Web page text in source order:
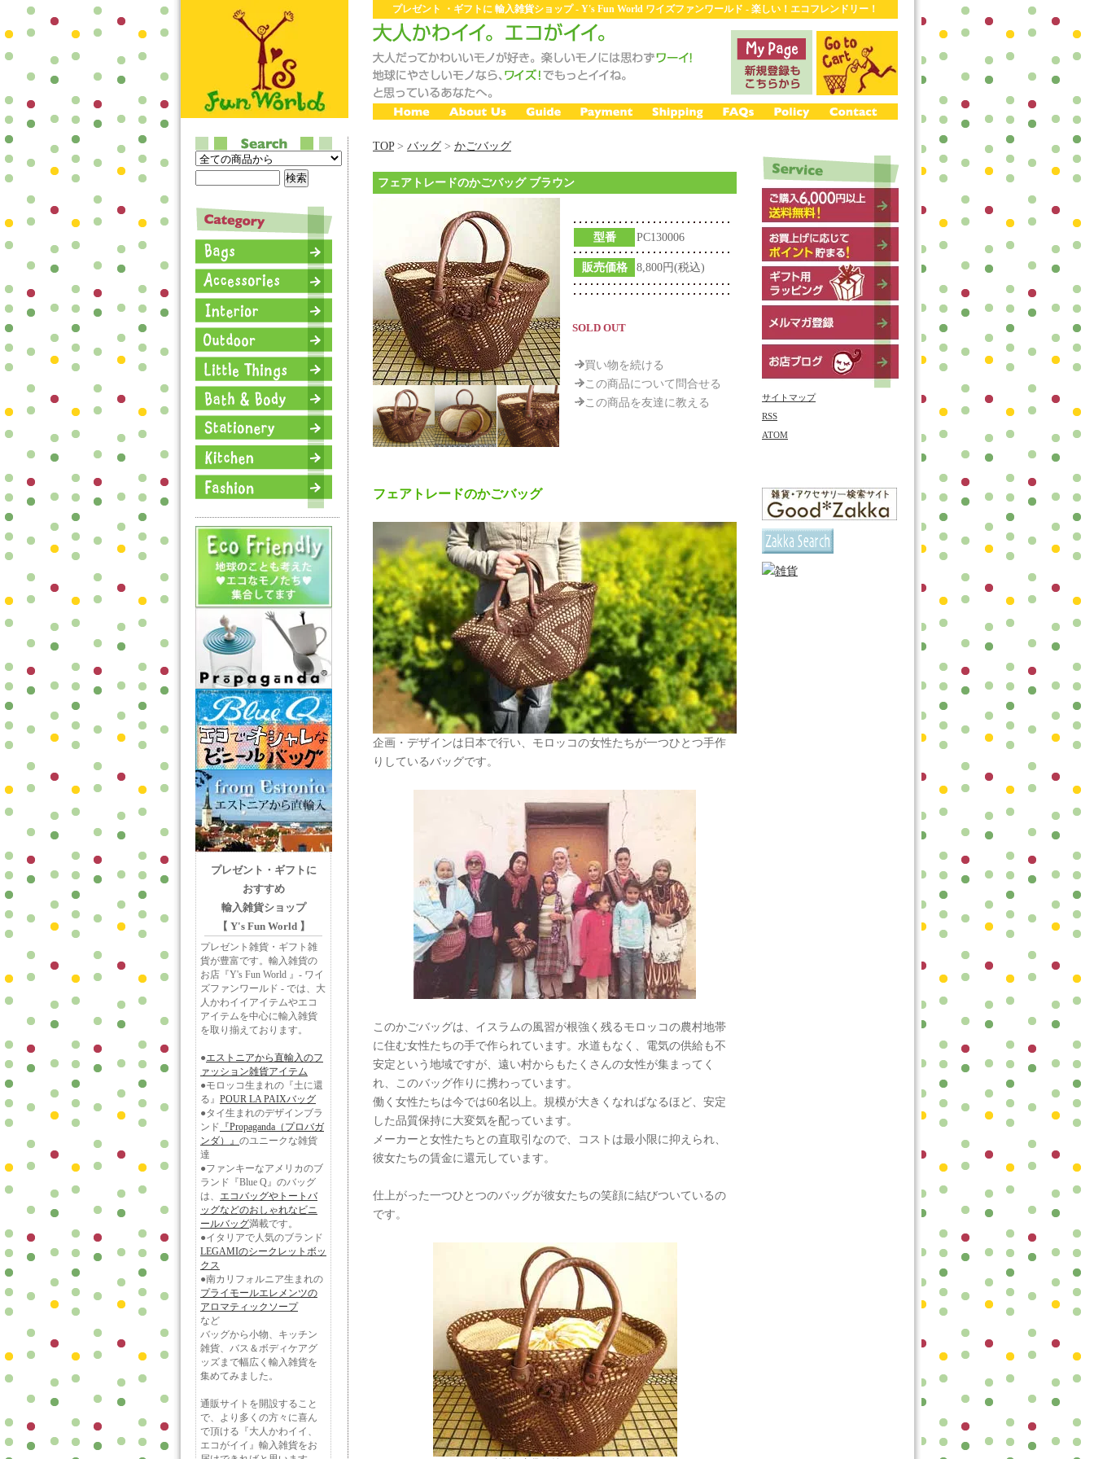
プレゼント ・ギフトに 輸入雑貨ショップ - Y's Fun World ワイズファンワールド - 楽しい！エコフレンドリー！
TOP> バッグ > かごバッグ
フェアトレードのかごバッグ ブラウン
型番 PC130006
販売価格 8,800円(税込)
SOLD OUT
買い物を続ける
この商品について問合せる
この商品を友達に教える
フェアトレードのかごバッグ
企画・デザインは日本で行い、モロッコの女性たちが一つひとつ手作
りしているバッグです。
このかごバッグは、イスラムの風習が根強く残るモロッコの農村地帯
に住む女性たちの手で作られています。水道もなく、電気の供給も不
安定という地域ですが、遠い村からもたくさんの女性が集まってく
れ、このバッグ作りに携わっています。
働く女性たちは今では60名以上。規模が大きくなればなるほど、安定
した品質保持に大変気を配っています。
メーカーと女性たちとの直取引なので、コストは最小限に抑えられ、
彼女たちの賃金に還元しています。
仕上がった一つひとつのバッグが彼女たちの笑顔に結びついているの
です。
プレゼント・ギフトに
おすすめ
輸入雑貨ショップ
【 Y's Fun World 】
プレゼント雑貨・ギフト雑
貨が豊富です。輸入雑貨の
お店『Y's Fun World 』- ワイ
ズファンワールド - では、大
人かわイイアイテムやエコ
アイテムを中心に輸入雑貨
を取り揃えております。
●エストニアから直輸入のフ
ァッション雑貨アイテム
●モロッコ生まれの『土に還
る』 POUR LA PAIXバッグ
●タイ生まれのデザインブラ
ンド 『Propaganda（プロバガ
ンダ）』 のユニークな雑貨
達
●ファンキーなアメリカのブ
ランド『Blue Q』のバッグ
は、 エコバッグやトートバ
ッグなどのおしゃれなビニ
ールバッグ満載です。
●イタリアで人気のブランド
LEGAMIのシークレットボッ
クス
●南カリフォルニア生まれの
プライモールエレメンツの
アロマティックソープ
など
バッグから小物、キッチン
雑貨、バス＆ボディケアグ
ッズまで幅広く輸入雑貨を
集めてみました。
通販サイトを開設すること
で、より多くの方々に喜ん
で頂ける『大人かわイイ、
エコがイイ』輸入雑貨をお
サイトマップ
RSS
ATOM